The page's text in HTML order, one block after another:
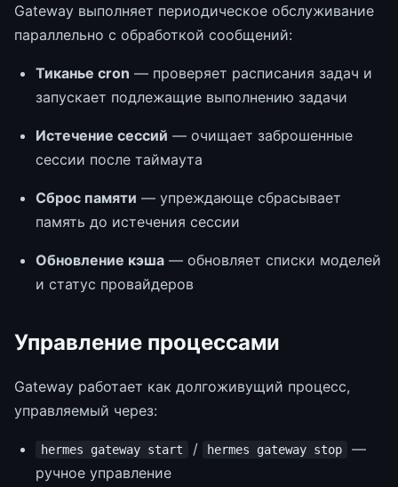
Gateway выполняет периодическое обслуживание
параллельно с обработкой сообщений:
Тиканье cron — проверяет расписания задач и
запускает подлежащие выполнению задачи
Истечение сессий — очищает заброшенные
сессии после таймаута
Сброс памяти — упреждающе сбрасывает
память до истечения сессии
Обновление кэша — обновляет списки моделей
и статус провайдеров
Управление процессами
Gateway работает как долгоживущий процесс,
управляемый через:
hermes gateway start / hermes gateway stop
—
ручное управление